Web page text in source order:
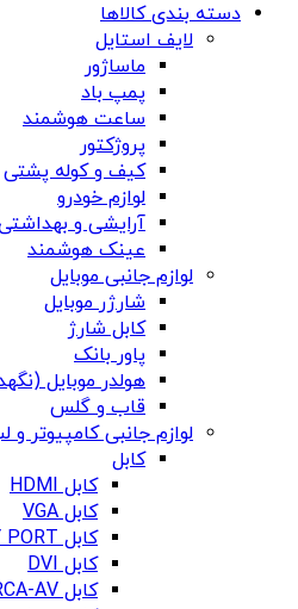
دسته بندی کالاها
لایف استایل
ماساژور
پمپ باد
ساعت هوشمند
پروژکتور
کیف و کوله پشتی
لوازم خودرو
آرایشی و
عینک هوشمند
لوازم جانبی موبایل
شارژر موبایل
کابل شارژ
پاور بانک
هولدر موبایل
قاب و گلس
لوازم جانبی کامپیوتر
کابل
کابل HDMI
کابل VGA
کابل DISPLAY PORT
کابل DVI
کابل RCA-AV